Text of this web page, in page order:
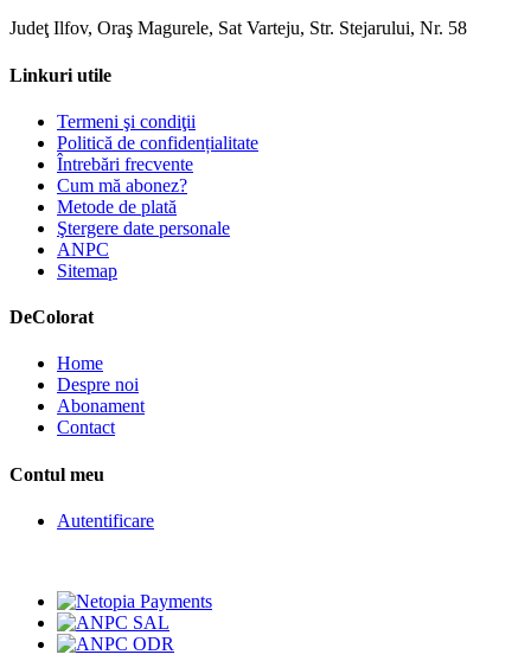
Judeţ Ilfov, Oraş Magurele, Sat Varteju, Str. Stejarului, Nr. 58
Linkuri utile
Termeni şi condiţii
Politică de confidențialitate
Întrebări frecvente
Cum mă abonez?
Metode de plată
Ştergere date personale
ANPC
Sitemap
DeColorat
Home
Despre noi
Abonament
Contact
Contul meu
Autentificare